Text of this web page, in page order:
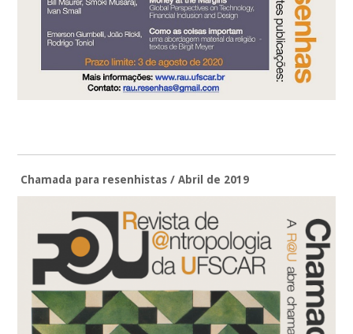
Chamada para resenhistas / Abril de 2019